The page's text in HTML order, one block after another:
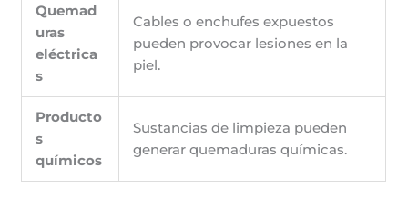
Quemad
uras
eléctrica
s
Cables o enchufes expuestos
pueden provocar lesiones en la
piel.
Producto
s
químicos
Sustancias de limpieza pueden
generar quemaduras químicas.